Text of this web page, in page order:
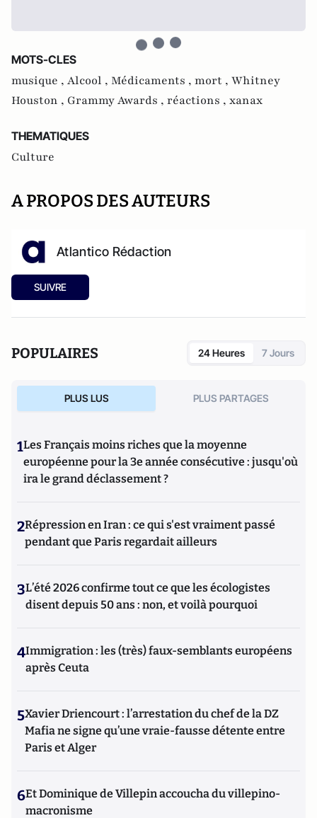
MOTS-CLES
musique , Alcool , Médicaments , mort , Whitney
Houston , Grammy Awards , réactions , xanax
THEMATIQUES
Culture
A PROPOS DES AUTEURS
Atlantico Rédaction
SUIVRE
POPULAIRES 24 Heures 7 Jours
PLUS LUS PLUS PARTAGES
1Les Français moins riches que la moyenne
européenne pour la 3e année consécutive : jusqu'où
ira le grand déclassement ?
2Répression en Iran : ce qui s'est vraiment passé
pendant que Paris regardait ailleurs
3L’été 2026 confirme tout ce que les écologistes
disent depuis 50 ans : non, et voilà pourquoi
4Immigration : les (très) faux-semblants européens
après Ceuta
5Xavier Driencourt : l’arrestation du chef de la DZ
Mafia ne signe qu’une vraie-fausse détente entre
Paris et Alger
6Et Dominique de Villepin accoucha du villepino-
macronisme